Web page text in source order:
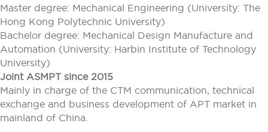
Master degree: Mechanical Engineering (University: The
Hong Kong Polytechnic University)
Bachelor degree: Mechanical Design Manufacture and
Automation (University: Harbin Institute of Technology
University)
Joint ASMPT since 2015
Mainly in charge of the CTM communication, technical
exchange and business development of APT market in
mainland of China.